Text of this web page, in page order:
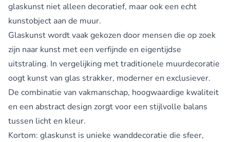
glaskunst niet alleen decoratief, maar ook een echt
kunstobject aan de muur.
Glaskunst wordt vaak gekozen door mensen die op zoek
zijn naar kunst met een verfijnde en eigentijdse
uitstraling. In vergelijking met traditionele muurdecoratie
oogt kunst van glas strakker, moderner en exclusiever.
De combinatie van vakmanschap, hoogwaardige kwaliteit
en een abstract design zorgt voor een stijlvolle balans
tussen licht en kleur.
Kortom: glaskunst is unieke wanddecoratie die sfeer,